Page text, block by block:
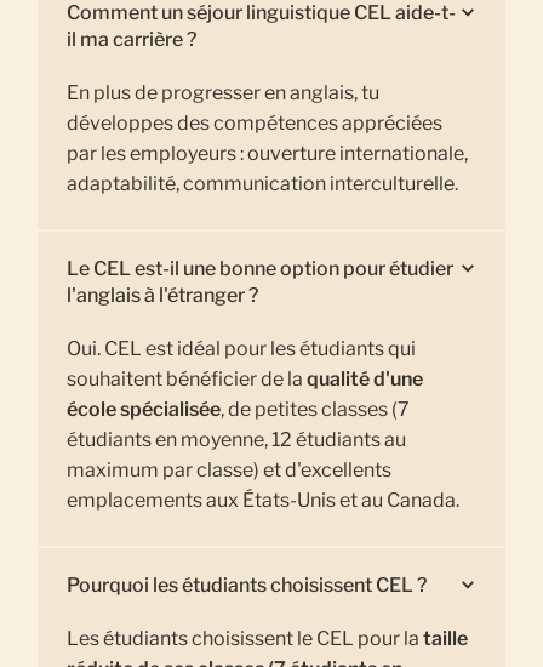
Comment un séjour linguistique CEL aide-t-
il ma carrière ?
En plus de progresser en anglais, tu
développes des compétences appréciées
par les employeurs : ouverture internationale,
adaptabilité, communication interculturelle.
Le CEL est-il une bonne option pour étudier
l'anglais à l'étranger ?
Oui. CEL est idéal pour les étudiants qui
souhaitent bénéficier de laqualité d'une
école spécialisée, de petites classes (7
étudiants en moyenne, 12 étudiants au
maximum par classe) et d'excellents
emplacements aux États-Unis et au Canada.
Pourquoi les étudiants choisissent CEL ?
Les étudiants choisissent le CEL pour lataille